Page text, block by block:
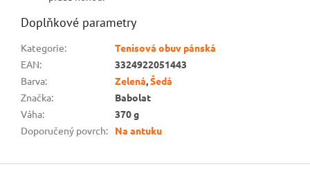
Doplňkové parametry
Kategorie:
Tenisová obuv pánská
EAN:
3324922051443
Barva: Zelená,Šedá
Značka:
Babolat
Váha:
370 g
Doporučený povrch: Na antuku
Z